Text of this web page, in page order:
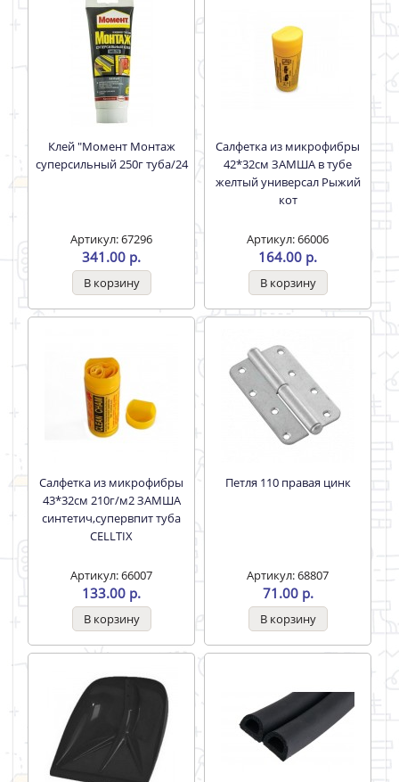
Клей "Момент Монтаж
суперсильный 250г туба/24
Артикул: 67296
341.00 р.
Салфетка из микрофибры
42*32см ЗАМША в тубе
желтый универсал Рыжий
кот
Артикул: 66006
164.00 р.
Салфетка из микрофибры
43*32см 210г/м2 ЗАМША
синтетич,супервпит туба
CELLTIX
Артикул: 66007
133.00 р.
Петля 110 правая цинк
Артикул: 68807
71.00 р.